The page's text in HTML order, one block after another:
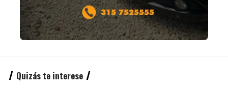
Quizás te interese